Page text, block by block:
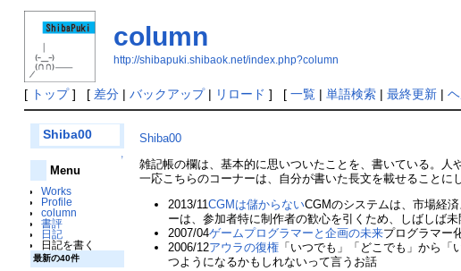
column
http://shibapuki.shibaok.net/index.php?column
[ トップ] [ 差分| バックアップ| リロード ] [ 一覧| 単語検索| 最終更新|
Shiba00
↑
Menu
Works
Profile
column
書評
日記
日記を書く
最新の40件
Shiba00
雑記帳の欄は、基本的に思いついたことを、書いている。人
一応こちらのコーナーは、自分が書いた長文を載せることにし
2013/11CGMは儲からないCGMのシステムは、市場経
ーは、参加者特に制作者の歓心を引くため、しばしば
2007/04ゲームプログラマーと企画の未来プログラマー
2006/12アウラの復権 「いつでも」「どこでも」から
つようになるかもしれないって言うお話